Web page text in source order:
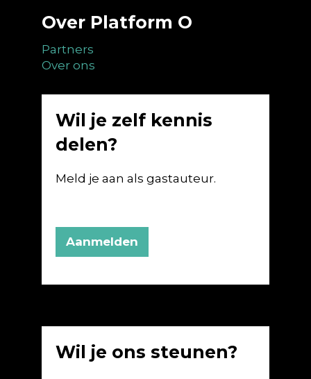
Over Platform O
Partners
Over ons
Wil je zelf kennis
delen?
Meld je aan als gastauteur.
Aanmelden
Wil je ons steunen?